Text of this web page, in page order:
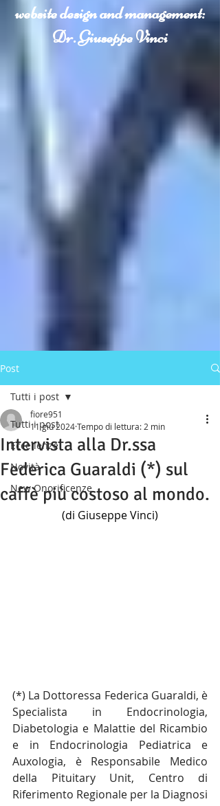
website design and management:
Dr. Giuseppe Vinci
Post
Tutti i post
Eccellenze
Novità
New Onorificenze
Tutti i post
Intervista alla Dr.ssa
Federica Guaraldi (*) sul
caffè più costoso al mondo.
fiore951
11 giu 2024Tempo di lettura: 2 min
(di Giuseppe Vinci)
(*) La Dottoressa Federica Guaraldi, è
Specialista in Endocrinologia,
Diabetologia e Malattie del Ricambio
e in Endocrinologia Pediatrica e
Auxologia, è Responsabile Medico
della Pituitary Unit, Centro di
Riferimento Regionale per la Diagnosi